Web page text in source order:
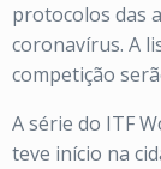
protocolos das
coronavírus. A
competição
A série do ITF
teve início na